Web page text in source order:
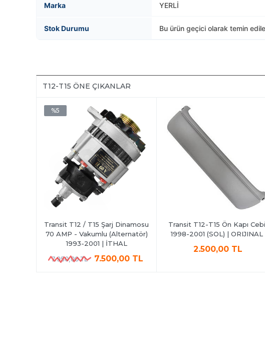
Marka YERLİ
Stok Durumu Bu ürün geçici olarak temin
T12-T15 ÖNE ÇIKANLAR
Transit T12 / T15 Şarj Dinamosu
70 AMP - Vakumlu (Alternatör)
1993-2001 | İTHAL
7.950,00 TL
7.500,00 TL
%5
Transit T12-T15 Ön Kapı Cebi
1998-2001 (SOL) | ORIJINAL
2.500,00 TL